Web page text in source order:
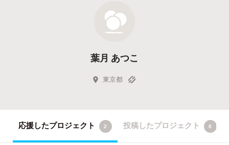
葉月 あつこ
東京都
応援したプロジェクト 2 投稿したプロジェクト 0